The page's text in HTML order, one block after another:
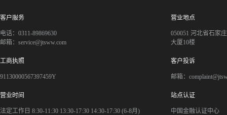
客户服务
电话：0311-89869630
邮箱：service@jtsww.com
营业地点
050051 河北省石家
大厦10楼
工商执照
91130000567397459Y
客户投诉
邮箱：
营业时间
法定工作日 8:30-11:30 13:30-17:30 14:30-17:30 (6-8月)
站点认证
中国金融认证中心